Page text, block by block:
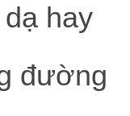
hay
đường